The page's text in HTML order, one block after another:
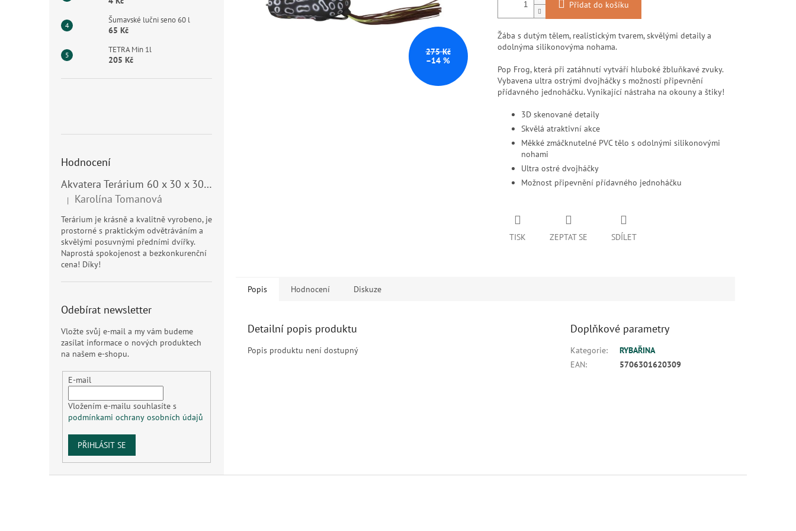
Šumavské lučni seno 60 l
65 Kč
TETRA Min 1l
205 Kč
Hodnocení
Akvatera Terárium 60 x 30 x 30 cm, 54 litrů
Hodnocení produktu je 5 z 5 hvězdiček.
| Karolína Tomanová
Terárium je krásně a kvalitně vyrobeno, je
prostorné s praktickým odvětráváním a
skvělými posuvnými předními dvířky.
Naprostá spokojenost a bezkonkurenční
cena! Díky!
Odebírat newsletter
Vložte svůj e-mail a my vám budeme
zasílat informace o nových produktech
na našem e-shopu.
E-mail
Vložením e-mailu souhlasíte s
podmínkami ochrany osobních údajů
PŘIHLÁSIT SE
275 Kč
–14 %
Přidat do košíku
Žába s dutým tělem, realistickým tvarem, skvělými detaily a
odolnýma silikonovýma nohama.
Pop Frog, která při zatáhnutí vytváří hluboké žbluňkavé zvuky.
Vybavena ultra ostrými dvojháčky s možností připevnění
přídavného jednoháčku. Vynikající nástraha na okouny a štiky!
3D skenované detaily
Skvělá atraktivní akce
Měkké zmáčknutelné PVC tělo s odolnými silikonovými
nohami
Ultra ostré dvojháčky
Možnost připevnění přídavného jednoháčku
TISK ZEPTAT SE SDÍLET
Popis Hodnocení Diskuze
Detailní popis produktu
Popis produktu není dostupný
Doplňkové parametry
Kategorie:
RYBAŘINA
EAN: 5706301620309